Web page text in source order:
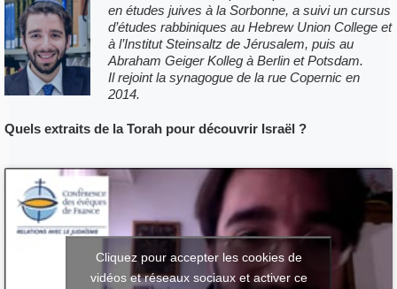
en études juives à la Sorbonne, a suivi un cursus
d’études rabbiniques au Hebrew Union College et
à l’Institut Steinsaltz de Jérusalem, puis au
Abraham Geiger Kolleg à Berlin et Potsdam.
Il rejoint la synagogue de la rue Copernic en
2014.
Quels extraits de la Torah pour découvrir Israël ?
Cliquez pour accepter les cookies de
vidéos et réseaux sociaux et activer ce